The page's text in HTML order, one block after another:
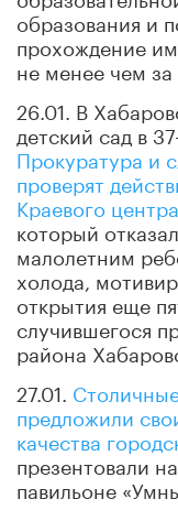
образования и
прохождение
не менее чем за
26.01. В
детский сад в
Прокуратура и
проверят
Краевого
который
малолетним
холода,
открытия еще
случившегося
района
27.01.
предложили
качества
презентовали
павильоне